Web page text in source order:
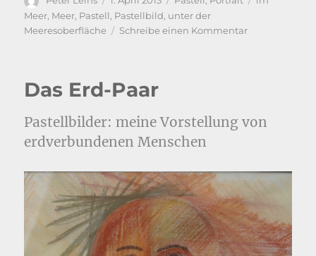
am
Meer, Meer, Pastell, Pastellbild, unter der
Meeresoberfläche
Schreibe einen Kommentarzu
einer
der
lebt.
Das Erd-Paar
Pastellbilder: meine Vorstellung von
erdverbundenen Menschen